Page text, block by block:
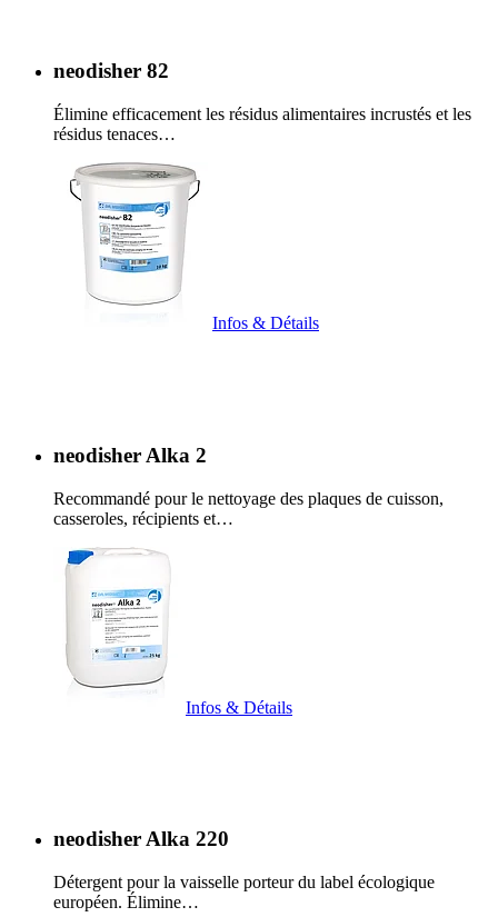
neodisher 82
Élimine efficacement les résidus alimentaires incrustés et les
résidus tenaces…
Infos & Détails
neodisher Alka 2
Recommandé pour le nettoyage des plaques de cuisson,
casseroles, récipients et…
Infos & Détails
neodisher Alka 220
Détergent pour la vaisselle porteur du label écologique
européen. Élimine…